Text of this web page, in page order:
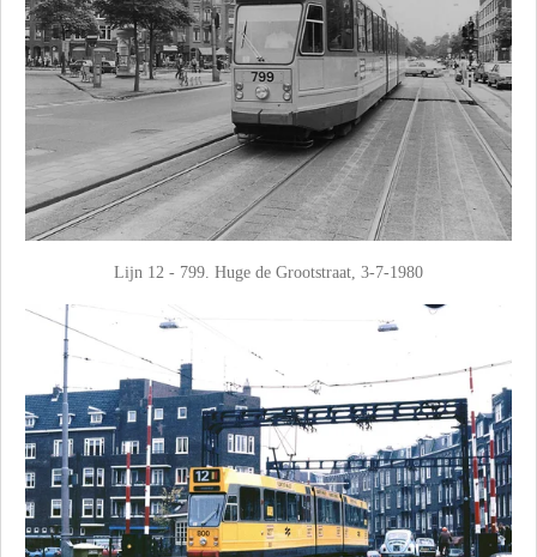
Lijn 12 - 799. Huge de Grootstraat, 3-7-1980